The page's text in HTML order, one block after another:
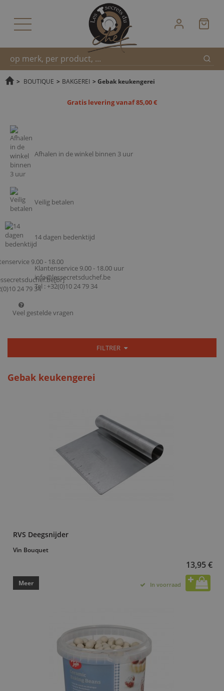
Snel
> BOUTIQUE > BAKGEREI > Gebak keukengerei
Gratis levering vanaf 85,00 €
Afhalen in de winkel binnen 3 uur
Veilig betalen
14 dagen bedenktijd
Klantenservice 9.00 - 18.00 uur
info@lessecretsduchef.be
Tel : +32(0)10 24 79 34
Veel gestelde vragen
FILTRER
Gebak keukengerei
RVS Deegsnijder
Vin Bouquet
13,95 €
Meer In voorraad